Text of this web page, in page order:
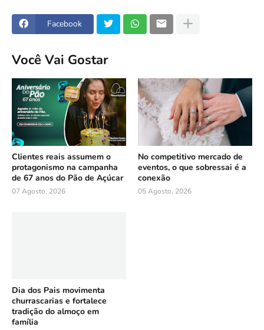
Facebook
Você Vai Gostar
Clientes reais assumem o
protagonismo na campanha
de 67 anos do Pão de Açúcar
07 Agosto, 2026
No competitivo mercado de
eventos, o que sobressai é a
conexão
05 Agosto, 2026
Dia dos Pais movimenta
churrascarias e fortalece
tradição do almoço em
família